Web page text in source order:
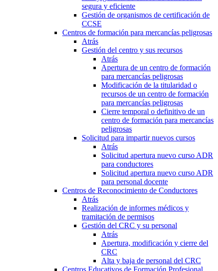
segura y eficiente
Gestión de organismos de certificación de
CCSE
Centros de formación para mercancías peligrosas
Atrás
Gestión del centro y sus recursos
Atrás
Apertura de un centro de formación
para mercancías peligrosas
Modificación de la titularidad o
recursos de un centro de formación
para mercancías peligrosas
Cierre temporal o definitivo de un
centro de formación para mercancías
peligrosas
Solicitud para impartir nuevos cursos
Atrás
Solicitud apertura nuevo curso ADR
para conductores
Solicitud apertura nuevo curso ADR
para personal docente
Centros de Reconocimiento de Conductores
Atrás
Realización de informes médicos y
tramitación de permisos
Gestión del CRC y su personal
Atrás
Apertura, modificación y cierre del
CRC
Alta y baja de personal del CRC